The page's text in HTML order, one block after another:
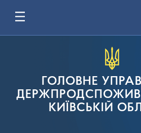
ГОЛОВНЕ
КИЇВСЬКІЙ